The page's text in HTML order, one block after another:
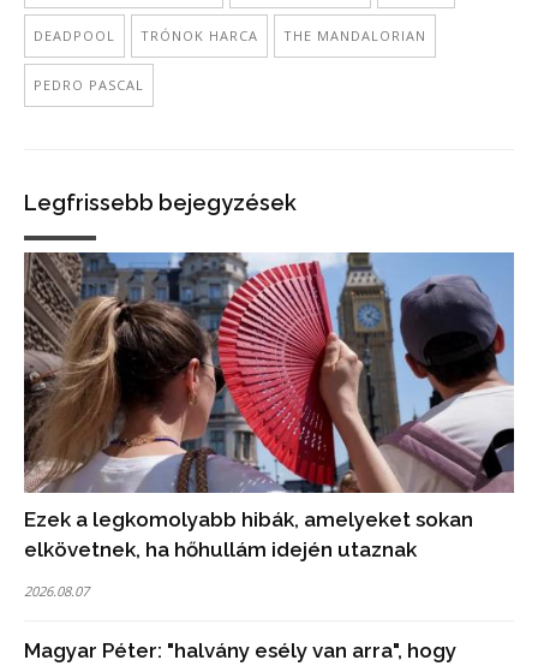
DEADPOOL TRÓNOK HARCA THE MANDALORIAN
PEDRO PASCAL
Legfrissebb bejegyzések
Ezek a legkomolyabb hibák, amelyeket sokan
elkövetnek, ha hőhullám idején utaznak
2026.08.07
Magyar Péter: "halvány esély van arra", hogy